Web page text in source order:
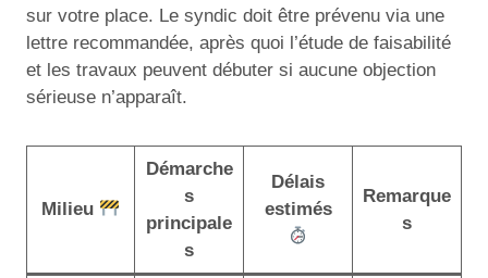
sur votre place. Le syndic doit être prévenu via une
lettre recommandée, après quoi l’étude de faisabilité
et les travaux peuvent débuter si aucune objection
sérieuse n’apparaît.
Milieu
Démarche
s
principale
s
Délais
estimés
Remarque
s